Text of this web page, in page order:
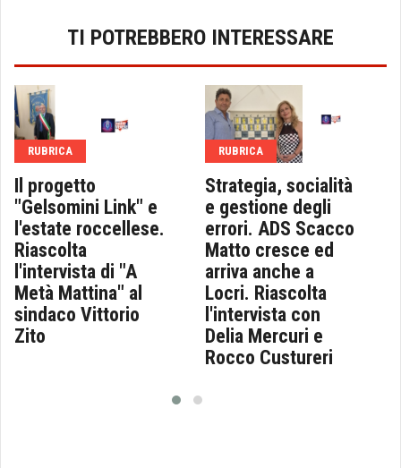
TI POTREBBERO INTERESSARE
RUBRICA
Il progetto
"Gelsomini Link" e
l'estate roccellese.
Riascolta
l'intervista di "A
Metà Mattina" al
sindaco Vittorio
Zito
RUBRICA
Strategia, socialità
e gestione degli
errori. ADS Scacco
Matto cresce ed
arriva anche a
Locri. Riascolta
l'intervista con
Delia Mercuri e
Rocco Custureri